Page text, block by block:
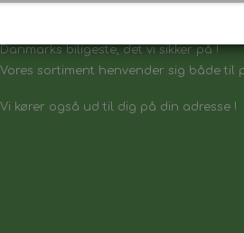
Danmarks biligeste, det vi sikker på !
Vores sortiment henvender sig både til
Vi kører også ud til dig på din adresse !